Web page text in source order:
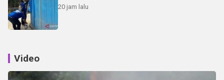
20 jam lalu
Video